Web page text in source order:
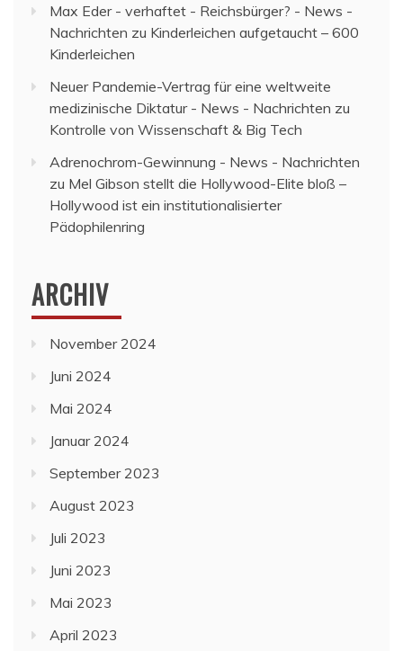
Max Eder - verhaftet - Reichsbürger? - News -
Nachrichten zu Kinderleichen aufgetaucht – 600
Kinderleichen
Neuer Pandemie-Vertrag für eine weltweite
medizinische Diktatur - News - Nachrichten zu
Kontrolle von Wissenschaft & Big Tech
Adrenochrom-Gewinnung - News - Nachrichten
zu Mel Gibson stellt die Hollywood-Elite bloß –
Hollywood ist ein institutionalisierter
Pädophilenring
ARCHIV
November 2024
Juni 2024
Mai 2024
Januar 2024
September 2023
August 2023
Juli 2023
Juni 2023
Mai 2023
April 2023